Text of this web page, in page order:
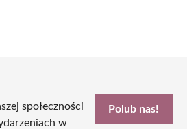
społeczności
w
Polub nas!